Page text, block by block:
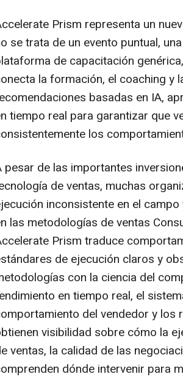
Prism representa un
se trata de un evento puntual,
de capacitación
la formación, el coaching y
basadas en IA,
tiempo real para garantizar que
los
pesar de las importantes
de ventas, muchas
inconsistente en el
las metodologías de ventas
Prism traduce
de ejecución claros y
con la ciencia del
en tiempo real, el
del vendedor y los
visibilidad sobre cómo la
ventas, la calidad de las
dónde intervenir para